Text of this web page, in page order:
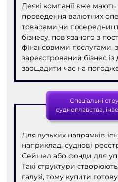
Деякі компанії вже мають
проведення валютних
товарами чи
бізнесу, пов'язаного з
фінансовими послугами,
зареєстрований бізнес
заощадити час на
Спеціальні
судноплавства,
Для вузьких напрямків
наприклад, суднові
Сейшел або фонди для
Такі структури
галузі, тому купити